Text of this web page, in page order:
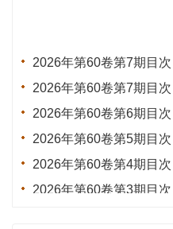
2026年第60卷第7期目次
2026年第60卷第7期目次
2026年第60卷第6期目次
2026年第60卷第5期目次
2026年第60卷第4期目次
2026年第60卷第3期目次